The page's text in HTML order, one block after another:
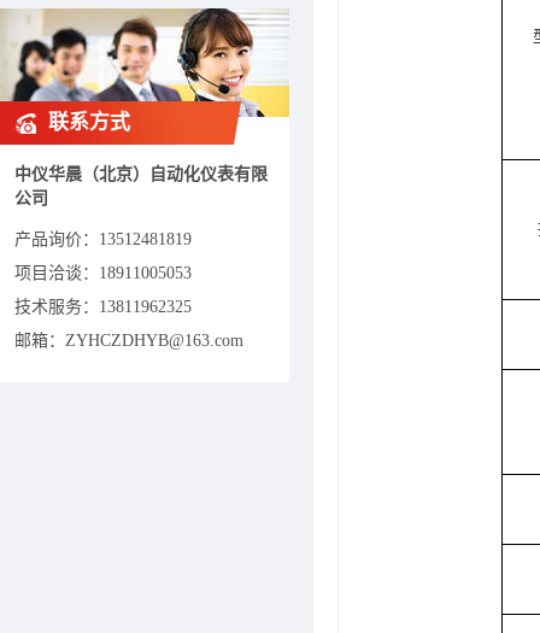
联系方式
中仪华晨（北京）自动化仪表有限
公司
产品询价： 13512481819
项目洽谈： 18911005053
技术服务：13811962325
邮箱：ZYHCZDHYB@163.com